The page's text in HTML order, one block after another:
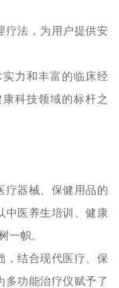
疗法，为用户提供安
力和丰富的临床经
科技领域的标杆之
疗器械、保健用品的
中医养生培训、健康
一帜。
，结合现代医疗、保
多功能治疗仪赋予了